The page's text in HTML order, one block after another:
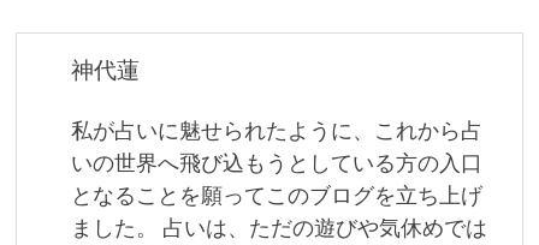
ゲ
神代蓮
私が占いに魅せられたように、これから占
いの世界へ飛び込もうとしている方の入口
となることを願ってこのブログを立ち上げ
ました。 占いは、ただの遊びや気休めでは